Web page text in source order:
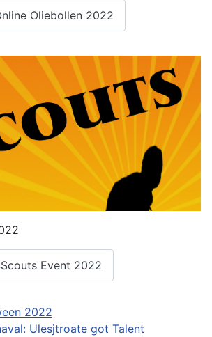
Oliebollen 2022
Event 2022
2022
Ulesjtroate got Talent